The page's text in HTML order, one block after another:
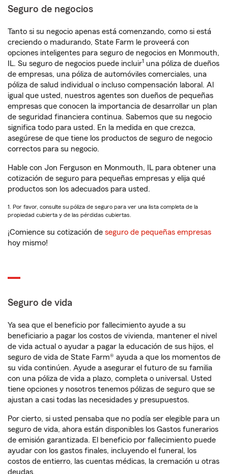
Seguro de negocios
Tanto si su negocio apenas está comenzando, como si está
creciendo o madurando, State Farm le proveerá con
opciones inteligentes para seguro de negocios en Monmouth,
IL. Su seguro de negocios puede incluir1 una póliza de dueños
de empresas, una póliza de automóviles comerciales, una
póliza de salud individual o incluso compensación laboral. Al
igual que usted, nuestros agentes son dueños de pequeñas
empresas que conocen la importancia de desarrollar un plan
de seguridad financiera continua. Sabemos que su negocio
significa todo para usted. En la medida en que crezca,
asegúrese de que tiene los productos de seguro de negocio
correctos para su negocio.
Hable con Jon Ferguson en Monmouth, IL para obtener una
cotización de seguro para pequeñas empresas y elija qué
productos son los adecuados para usted.
1. Por favor, consulte su póliza de seguro para ver una lista completa de la
propiedad cubierta y de las pérdidas cubiertas.
¡Comience su cotización de seguro de pequeñas empresas
hoy mismo!
Seguro de vida
Ya sea que el beneficio por fallecimiento ayude a su
beneficiario a pagar los costos de vivienda, mantener el nivel
de vida actual o ayudar a pagar la educación de sus hijos, el
seguro de vida de State Farm® ayuda a que los momentos de
su vida continúen. Ayude a asegurar el futuro de su familia
con una póliza de vida a plazo, completa o universal. Usted
tiene opciones y nosotros tenemos pólizas de seguro que se
ajustan a casi todas las necesidades y presupuestos.
Por cierto, si usted pensaba que no podía ser elegible para un
seguro de vida, ahora están disponibles los Gastos funerarios
de emisión garantizada. El beneficio por fallecimiento puede
ayudar con los gastos finales, incluyendo el funeral, los
costos de entierro, las cuentas médicas, la cremación u otras
deudas.